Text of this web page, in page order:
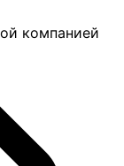
компанией